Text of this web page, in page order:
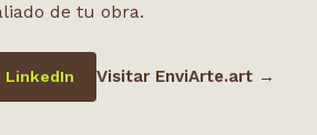
de tu obra.
LinkedIn Visitar EnviArte.art →